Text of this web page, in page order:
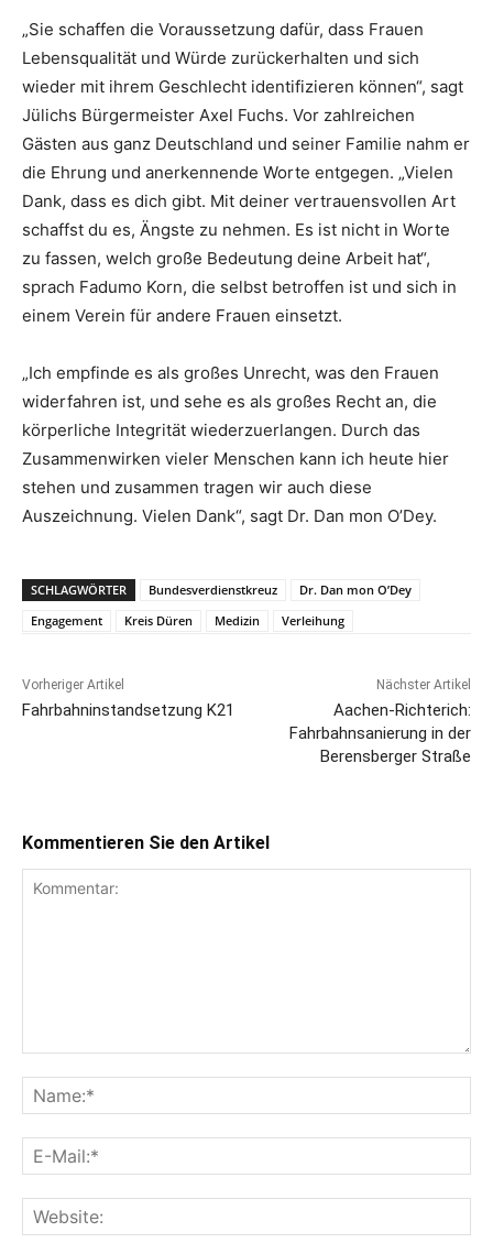
„Sie schaffen die Voraussetzung dafür, dass Frauen
Lebensqualität und Würde zurückerhalten und sich
wieder mit ihrem Geschlecht identifizieren können“, sagt
Jülichs Bürgermeister Axel Fuchs. Vor zahlreichen
Gästen aus ganz Deutschland und seiner Familie nahm er
die Ehrung und anerkennende Worte entgegen. „Vielen
Dank, dass es dich gibt. Mit deiner vertrauensvollen Art
schaffst du es, Ängste zu nehmen. Es ist nicht in Worte
zu fassen, welch große Bedeutung deine Arbeit hat“,
sprach Fadumo Korn, die selbst betroffen ist und sich in
einem Verein für andere Frauen einsetzt.
„Ich empfinde es als großes Unrecht, was den Frauen
widerfahren ist, und sehe es als großes Recht an, die
körperliche Integrität wiederzuerlangen. Durch das
Zusammenwirken vieler Menschen kann ich heute hier
stehen und zusammen tragen wir auch diese
Auszeichnung. Vielen Dank“, sagt Dr. Dan mon O’Dey.
SCHLAGWÖRTER Bundesverdienstkreuz
Dr. Dan mon O’Dey
Engagement
Kreis Düren Medizin Verleihung
Vorheriger Artikel
Fahrbahninstandsetzung K21
Nächster Artikel
Aachen-Richterich:
Fahrbahnsanierung in der
Berensberger Straße
Kommentieren Sie den Artikel